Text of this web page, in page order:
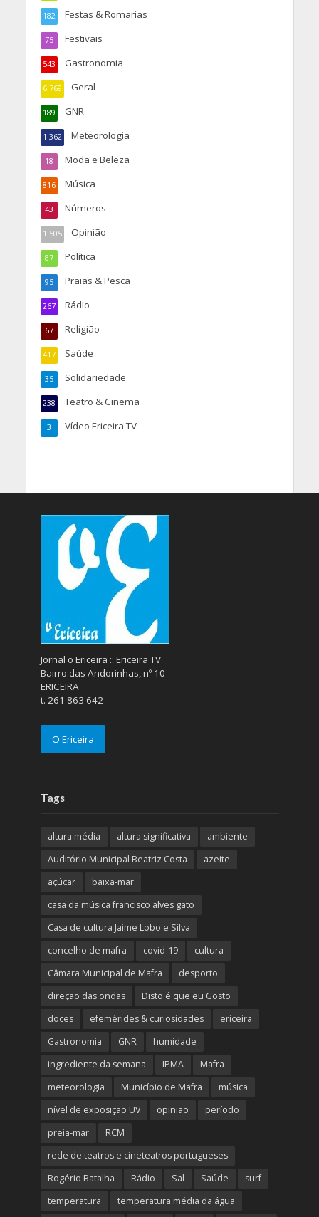
Festas & Romarias
182
Festivais
75
Gastronomia
543
Geral
6.769
GNR
189
Meteorologia
1.362
Moda e Beleza
18
Música
816
Números
43
Opinião
1.505
Política
87
Praias & Pesca
95
Rádio
267
Religião
67
Saúde
417
Solidariedade
35
Teatro & Cinema
238
Vídeo Ericeira TV
3
Jornal o Ericeira :: Ericeira TV
Bairro das Andorinhas, nº 10
ERICEIRA
t. 261 863 642
O Ericeira
Tags
altura média altura significativa
ambiente
Auditório Municipal Beatriz Costa
azeite
açúcar
baixa-mar
casa da música francisco alves gato
Casa de cultura Jaime Lobo e Silva
concelho de mafra
covid-19
cultura
Câmara Municipal de Mafra
desporto
direção das ondas
Disto é que eu Gosto
doces
efemérides & curiosidades
ericeira
Gastronomia
GNR
humidade
ingrediente da semana
IPMA
Mafra
meteorologia
Município de Mafra
música
nível de exposição UV
opinião
período
preia-mar
RCM
rede de teatros e cineteatros portugueses
Rogério Batalha
Rádio Sal Saúde
surf
temperatura
temperatura média da água